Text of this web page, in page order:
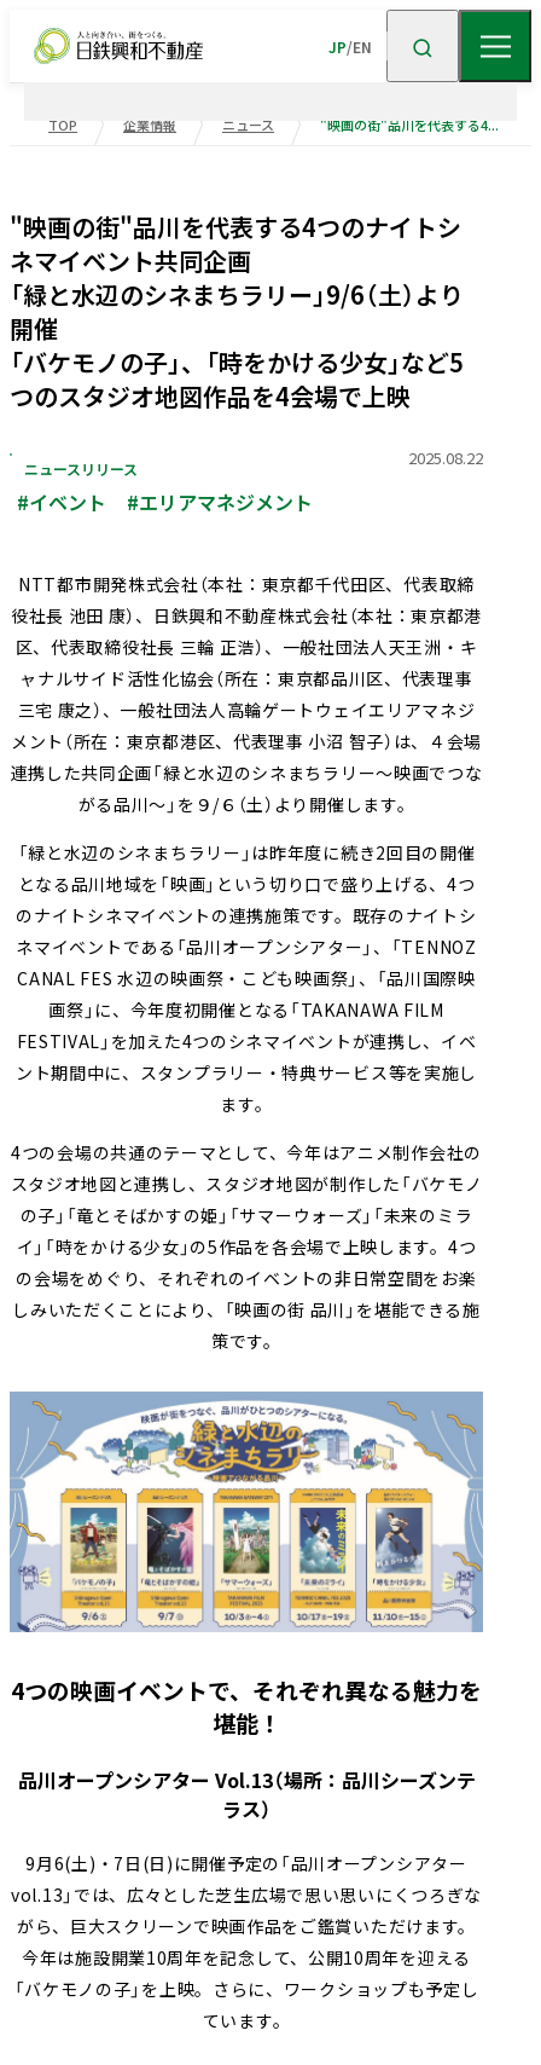
企業情報
企業情報TOP トップメッセージ
企業理念 会社概要
沿革 事業・ ポートフォリ
役員一覧 組織図
受賞歴
ニュース・ トピックス
会社案内（PDF） 電子公告
ニュース
ビル事業 住宅事業
物流施設事業
マンション 再生事業 地域 創生事業
農業事業
オープン
イノベーション
取り組み
サステナビリティ
トップメッセージ
ステークホルダー
重要課題
地球環境への配慮 安全・安心の確保
社会変化への対応 次世代を担う人材創
ガバナンスの充実・
高度化
社会貢献活動・
コミュニティ支援
サステナブルファイナ
ンス
GRIスタンダード
内容索引
業績・財務 連結業績推移
有価証券報告書等
採用情報
JP/EN
TOP 企業情報 ニュース
"映画の街"品川を代表する4つのナイトシ
ネマイベント共同企画
「緑と水辺のシネまちラリー」9/6（土）より
開催
「バケモノの子」、「時をかける少女」など5
つのスタジオ地図作品を4会場で上映
ニュースリリース
2025.08.22
#イベント #エリアマネジメント
NTT都市開発株式会社（本社：東京都千代田区、代表取締
役社長 池田 康）、⽇鉄興和不動産株式会社（本社：東京都港
区、代表取締役社長 三輪 正浩）、一般社団法人天王洲・キ
ャナルサイド活性化協会（所在：東京都品川区、代表理事
三宅 康之）、一般社団法人高輪ゲートウェイエリアマネジ
メント（所在：東京都港区、代表理事 小沼 智子）は、４会場
連携した共同企画「緑と水辺のシネまちラリー～映画でつな
がる品川～」を９/６（土）より開催します。
「緑と水辺のシネまちラリー」は昨年度に続き2回目の開催
となる品川地域を「映画」という切り口で盛り上げる、4つ
のナイトシネマイベントの連携施策です。既存のナイトシ
ネマイベントである「品川オープンシアター」、「TENNOZ
CANAL FES 水辺の映画祭・こども映画祭」、「品川国際映
画祭」に、今年度初開催となる「TAKANAWA FILM
FESTIVAL」を加えた4つのシネマイベントが連携し、イベ
ント期間中に、スタンプラリー・特典サービス等を実施し
ます。
4つの会場の共通のテーマとして、今年はアニメ制作会社の
スタジオ地図と連携し、スタジオ地図が制作した「バケモノ
の子」「竜とそばかすの姫」「サマーウォーズ」「未来のミラ
イ」「時をかける少女」の5作品を各会場で上映します。4つ
の会場をめぐり、それぞれのイベントの非日常空間をお楽
しみいただくことにより、「映画の街 品川」を堪能できる施
策です。
4つの映画イベントで、それぞれ異なる魅力を
堪能！
品川オープンシアター Vol.13（場所：品川シーズンテ
ラス）
9月6(土)・7日(日)に開催予定の「品川オープンシアター
vol.13」では、広々とした芝生広場で思い思いにくつろぎな
がら、巨大スクリーンで映画作品をご鑑賞いただけます。
今年は施設開業10周年を記念して、公開10周年を迎える
「バケモノの子」を上映。さらに、ワークショップも予定し
ています。